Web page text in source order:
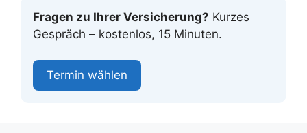
Fragen zu Ihrer Versicherung? Kurzes
Gespräch – kostenlos, 15 Minuten.
Termin wählen